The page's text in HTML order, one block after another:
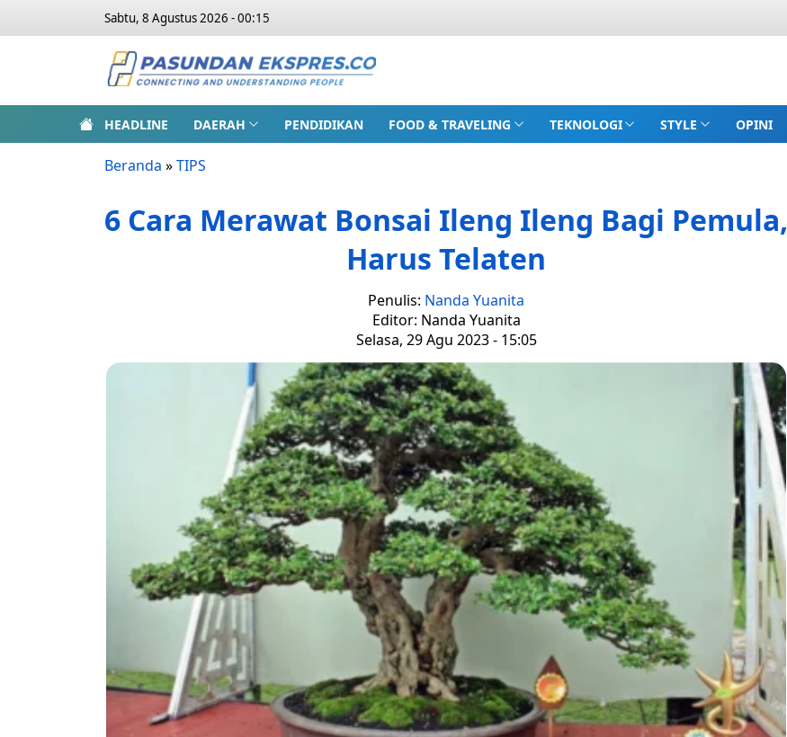
Sabtu, 8 Agustus 2026 - 00:15
HEADLINE DAERAH PENDIDIKAN FOOD & TRAVELING TEKNOLOGI STYLE OPINI
Beranda »TIPS
6 Cara Merawat Bonsai Ileng Ileng Bagi Pemula,
Harus Telaten
Penulis: Nanda Yuanita
Editor: Nanda Yuanita
Selasa, 29 Agu 2023 - 15:05